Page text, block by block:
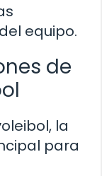
equipo.
de
la
para